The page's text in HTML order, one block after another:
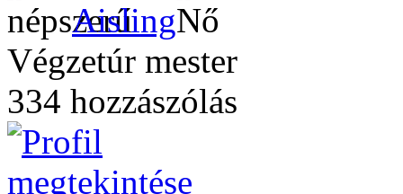
Aisling
Végzetúr mester
334 hozzászólás